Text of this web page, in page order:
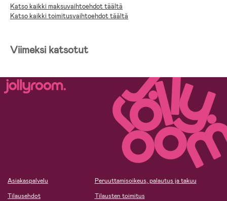
Katso kaikki maksuvaihtoehdot täältä
Katso kaikki toimitusvaihtoehdot täältä
Viimeksi katsotut
Asiakaspalvelu
Tilausehdot
Peruuttamisoikeus, palautus ja takuu
Tilausten toimitus